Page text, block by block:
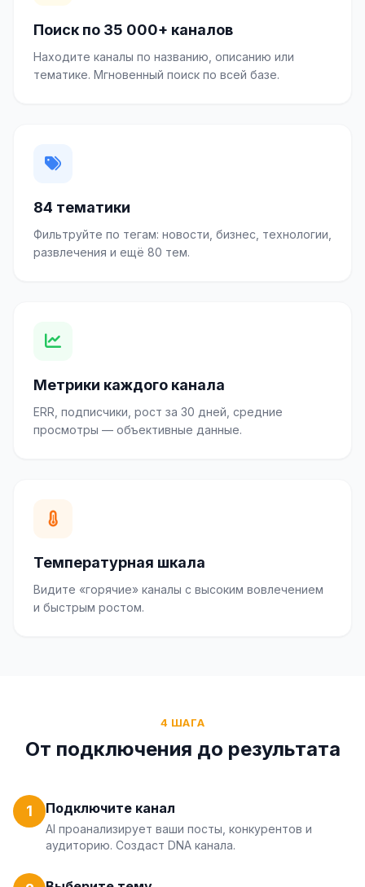
Поиск по 35 000+ каналов
Находите каналы по названию, описанию или
тематике. Мгновенный поиск по всей базе.
84 тематики
Фильтруйте по тегам: новости, бизнес, технологии,
развлечения и ещё 80 тем.
Метрики каждого канала
ERR, подписчики, рост за 30 дней, средние
просмотры — объективные данные.
Температурная шкала
Видите «горячие» каналы с высоким вовлечением
и быстрым ростом.
4 ШАГА
От подключения до результата
1 Подключите канал
AI проанализирует ваши посты, конкурентов и
аудиторию. Создаст DNA канала.